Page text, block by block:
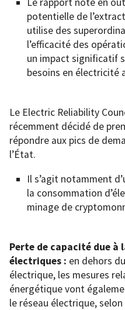
potentielle de
utilise des
l’efficacité des
un impact significatif
besoins en électricité
Le Electric Reliability
récemment décidé de
répondre aux pics de
l’État.
Il s’agit notamment
la consommation
minage de
Perte de capacité due
électriques : en dehors
électrique, les mesures
énergétique vont
le réseau électrique,